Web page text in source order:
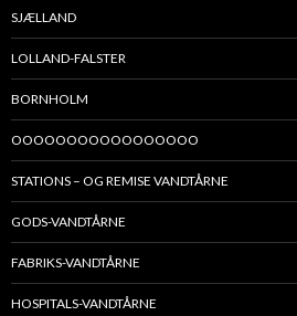
SJÆLLAND
LOLLAND-FALSTER
BORNHOLM
OOOOOOOOOOOOOOOOO
STATIONS – OG REMISE VANDTÅRNE
GODS-VANDTÅRNE
FABRIKS-VANDTÅRNE
HOSPITALS-VANDTÅRNE